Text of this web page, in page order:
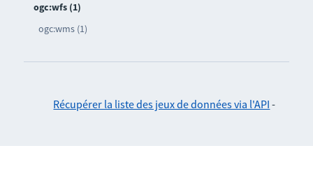
ogc:wfs (1)
ogc:wms (1)
Récupérer la liste des jeux de données via l'API -